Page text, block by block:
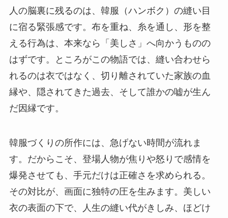
人の脳裏に残るのは、韓服（ハンボク）の縫い目
に宿る緊張感です。布を重ね、糸を通し、形を整
える行為は、本来なら「美しさ」へ向かうものの
はずです。ところがこの物語では、縫い合わせら
れるのは衣ではなく、切り離されていた家族の血
縁や、隠されてきた過去、そして誰かの嘘が生ん
だ因縁です。
韓服づくりの所作には、急げない時間が流れま
す。だからこそ、登場人物が焦りや怒りで感情を
爆発させても、手元だけは正確さを求められる。
その対比が、画面に独特の圧を生みます。美しい
衣の表面の下で、人生の縫い代がきしみ、ほどけ